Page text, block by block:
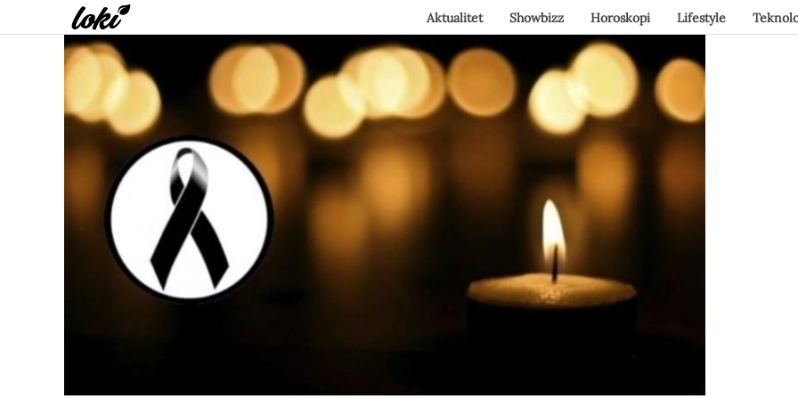
Aktualitet Showbizz Horoskopi Lifestyle